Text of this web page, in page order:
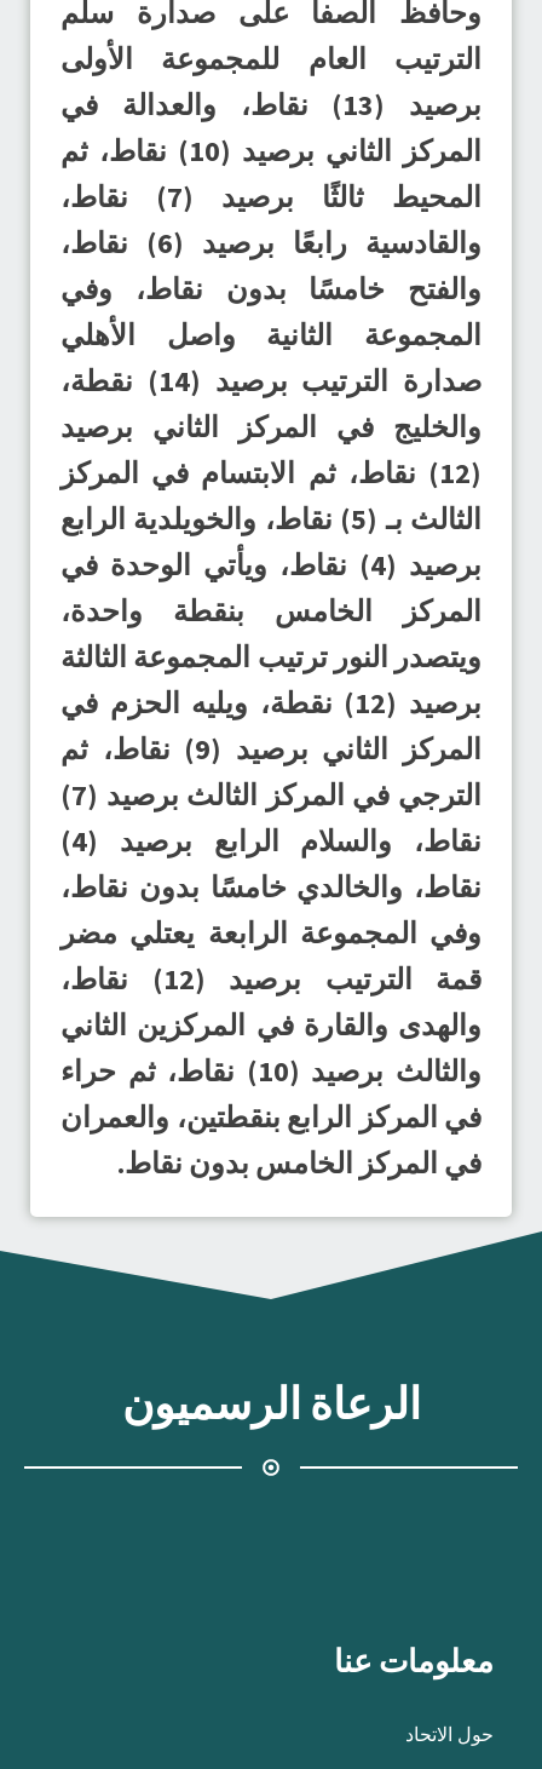
وحافظ الصفا على صدارة سلم
الترتيب العام للمجموعة الأولى
برصيد (13) نقاط، والعدالة في
المركز الثاني برصيد (10) نقاط، ثم
المحيط ثالثًا برصيد (7) نقاط،
والقادسية رابعًا برصيد (6) نقاط،
والفتح خامسًا بدون نقاط، وفي
المجموعة الثانية واصل الأهلي
صدارة الترتيب برصيد (14) نقطة،
والخليج في المركز الثاني برصيد
(12) نقاط، ثم الابتسام في المركز
الثالث بـ (5) نقاط، والخويلدية الرابع
برصيد (4) نقاط، ويأتي الوحدة في
المركز الخامس بنقطة واحدة،
ويتصدر النور ترتيب المجموعة الثالثة
برصيد (12) نقطة، ويليه الحزم في
المركز الثاني برصيد (9) نقاط، ثم
الترجي في المركز الثالث برصيد (7)
نقاط، والسلام الرابع برصيد (4)
نقاط، والخالدي خامسًا بدون نقاط،
وفي المجموعة الرابعة يعتلي مضر
قمة الترتيب برصيد (12) نقاط،
والهدى والقارة في المركزين الثاني
والثالث برصيد (10) نقاط، ثم حراء
في المركز الرابع بنقطتين، والعمران
في المركز الخامس بدون نقاط.
الرعاة الرسميون
معلومات عنا
حول الاتحاد